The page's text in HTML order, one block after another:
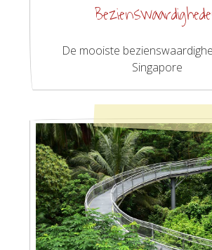
De mooiste
Singapore